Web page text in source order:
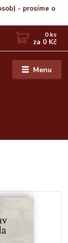
- prosíme o
Menu
0ks
za 0 Kč